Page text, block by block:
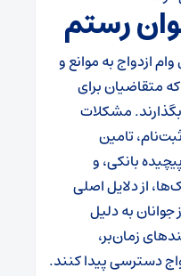
ازدواج به موانع و
متقاضیان برای
مشکلات
تامین
بانکی، و
از دلایل اصلی
جوانان به دلیل
زمان‌بر،
دسترسی پیدا کنند.